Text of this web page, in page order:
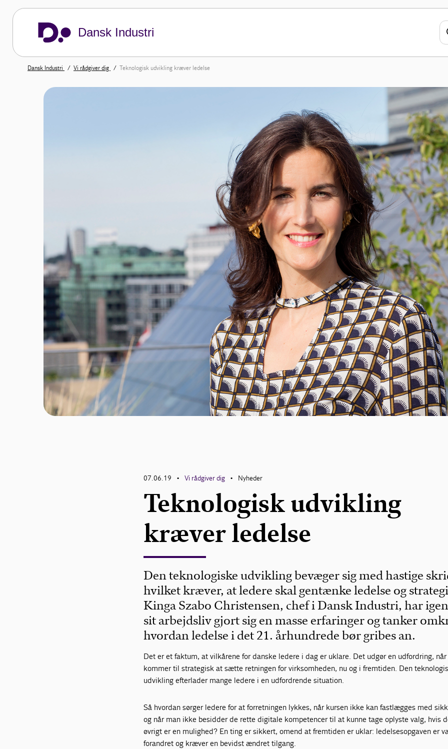
Dansk Industri
Dansk Industri Vi rådgiver dig Teknologisk udvikling kræver ledelse
07.06.19 • Vi rådgiver dig • Nyheder
Teknologisk udvikling
kræver ledelse
Den teknologiske udvikling bevæger sig med hastige
hvilket kræver, at ledere skal gentænke ledelse og
Kinga Szabo Christensen, chef i Dansk Industri, har
sit arbejdsliv gjort sig en masse erfaringer og tanker
hvordan ledelse i det 21. århundrede bør gribes an.
Det er et faktum, at vilkårene for danske ledere i dag er uklare. Det udgør en udfordring,
kommer til strategisk at sætte retningen for virksomheden, nu og i fremtiden. Den
udvikling efterlader mange ledere i en udfordrende situation.
Så hvordan sørger ledere for at forretningen lykkes, når kursen ikke kan fastlægges med
og når man ikke besidder de rette digitale kompetencer til at kunne tage oplyste valg, hvis
øvrigt er en mulighed? En ting er sikkert, omend at fremtiden er uklar: ledelsesopgaven er
forandret og kræver en bevidst ændret tilgang.